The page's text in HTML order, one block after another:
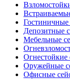
Депозитные
Мебельные
Оружейные
Офисные